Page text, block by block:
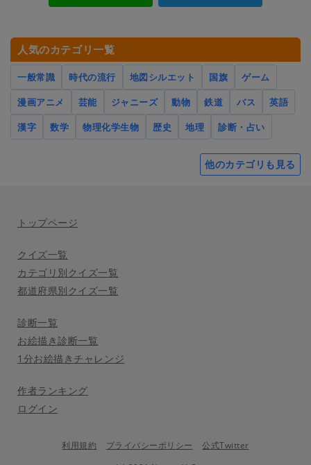
人気のカテゴリ一覧
一般常識 時代の流行 地図シルエット 国旗
ゲーム
漫画アニメ
芸能 ジャニーズ 動物 鉄道 バス
英語
漢字
数学 物理化学生物 歴史 地理 診断・占い
他のカテゴリも見る
トップページ
クイズ一覧
カテゴリ別クイズ一覧
都道府県別クイズ一覧
診断一覧
お絵描き診断一覧
1分お絵描きチャレンジ
作者ランキング
ログイン
利用規約 プライバシーポリシー
公式Twitter